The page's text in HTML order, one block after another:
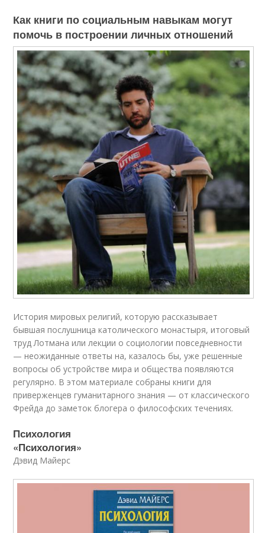
Как книги по социальным навыкам могут
помочь в построении личных отношений
История мировых религий, которую рассказывает
бывшая послушница католического монастыря, итоговый
труд Лотмана или лекции о социологии повседневности
— неожиданные ответы на, казалось бы, уже решенные
вопросы об устройстве мира и общества появляются
регулярно. В этом материале собраны книги для
приверженцев гуманитарного знания — от классического
Фрейда до заметок блогера о философских течениях.
Психология
«Психология»
Дэвид Майерс